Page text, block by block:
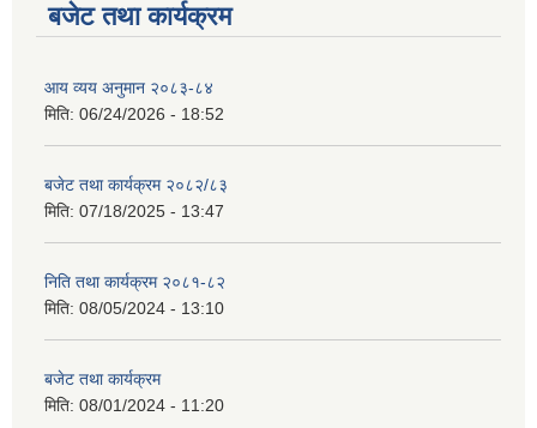
बजेट तथा कार्यक्रम
आय व्यय अनुमान २०८३-८४
मिति: 06/24/2026 - 18:52
बजेट तथा कार्यक्रम २०८२/८३
मिति: 07/18/2025 - 13:47
निति तथा कार्यक्रम २०८१-८२
मिति: 08/05/2024 - 13:10
बजेट तथा कार्यक्रम
मिति: 08/01/2024 - 11:20